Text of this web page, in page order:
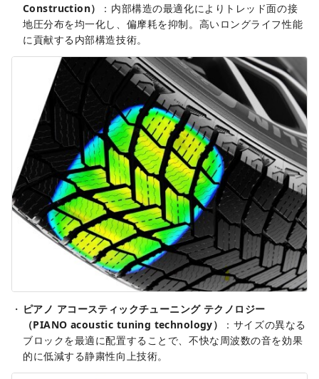
Construction）
：内部構造の最適化によりトレッド面の接
地圧分布を均一化し、偏摩耗を抑制。高いロングライフ性能
に貢献する内部構造技術。
ピアノ アコースティックチューニング テクノロジー
（PIANO acoustic tuning technology）
：サイズの異なる
ブロックを最適に配置することで、不快な周波数の音を効果
的に低減する静粛性向上技術。